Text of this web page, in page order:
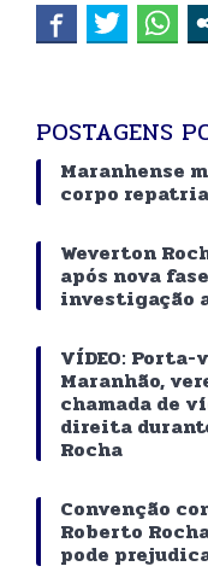
POSTAGENS
Maranhense
corpo
Weverton
após nova
investigação
VÍDEO:
Maranhão,
chamada de
direita
Rocha
Convenção
Roberto
pode